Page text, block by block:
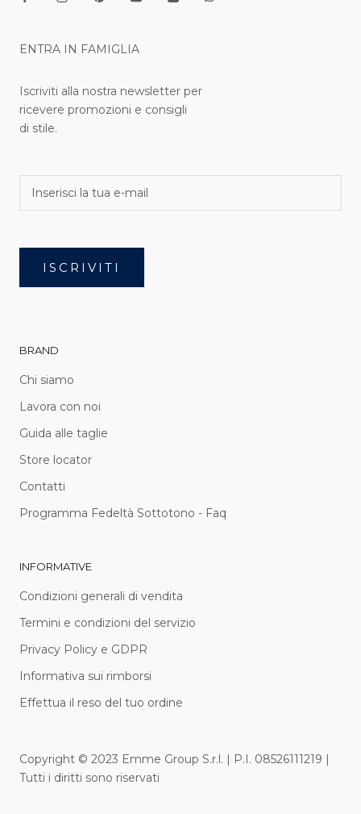
ENTRA IN FAMIGLIA
Iscriviti alla nostra newsletter per
ricevere promozioni e consigli
di stile.
ISCRIVITI
BRAND
Chi siamo
Lavora con noi
Guida alle taglie
Store locator
Contatti
Programma Fedeltà Sottotono - Faq
INFORMATIVE
Condizioni generali di vendita
Termini e condizioni del servizio
Privacy Policy e GDPR
Informativa sui rimborsi
Effettua il reso del tuo ordine
Copyright © 2023 Emme Group S.r.l. | P.I. 08526111219 |
Tutti i diritti sono riservati